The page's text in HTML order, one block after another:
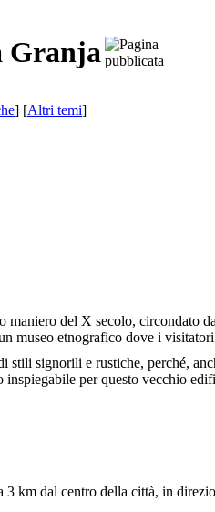
Granja
] [Altri temi]
maniero del X secolo, circondato
museo etnografico dove i
stili signorili e rustiche, perché,
per questo vecchio
3 km dal centro della città, in